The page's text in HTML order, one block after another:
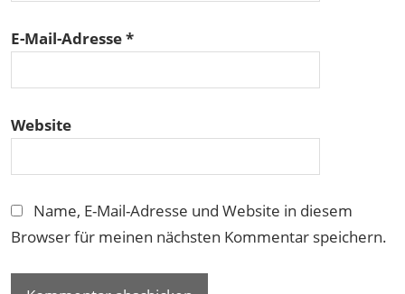
E-Mail-Adresse*
Website
Name, E-Mail-Adresse und Website in diesem
Browser für meinen nächsten Kommentar speichern.